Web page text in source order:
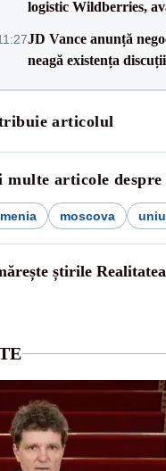
logistic Wildberries,
JD Vance anunță
neagă existența
articolul
multe articole despre
moscova
știrile